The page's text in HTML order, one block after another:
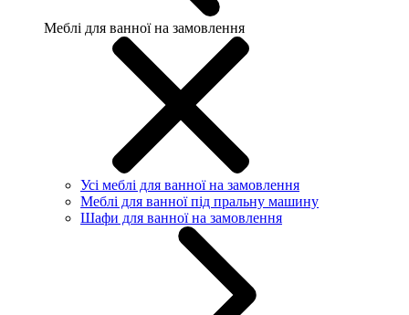
Меблі для ванної на замовлення
Усі меблі для ванної на замовлення
Меблі для ванної під пральну машину
Шафи для ванної на замовлення